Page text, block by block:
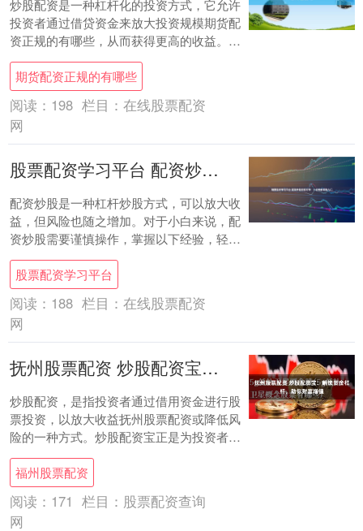
炒股配资是一种杠杆化的投资方式，它允许
投资者通过借贷资金来放大投资规模期货配
资正规的有哪些，从而获得更高的收益。对
于资金有限的投资者来说，配资可以提供一
个快速增....
期货配资正规的有哪些
阅读： 198 栏目： 在线股票配资
网
股票配资学习平台 配资炒股经验分享：小白也能轻松入门
配资炒股是一种杠杆炒股方式，可以放大收
益，但风险也随之增加。对于小白来说，配
资炒股需要谨慎操作，掌握以下经验，轻松
入门： * **正规平台：**选择受监管的正
规....
股票配资学习平台
阅读： 188 栏目： 在线股票配资
网
抚州股票配资 炒股配资宝：解锁资金杠杆，助你财富增值
炒股配资，是指投资者通过借用资金进行股
票投资，以放大收益抚州股票配资或降低风
险的一种方式。炒股配资宝正是为投资者提
供配资服务的平台，帮助他们解锁资金杠
杆，实现财....
福州股票配资
阅读： 171 栏目： 股票配资查询
网